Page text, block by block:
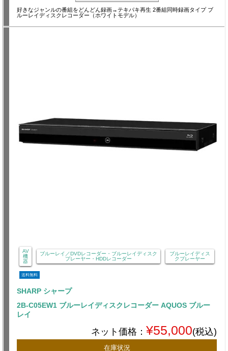
好きなジャンルの番組をどんどん録画→テキパキ再生 2番組同時録画タイプ ブ
ルーレイディスクレコーダー（ホワイトモデル）
AV
機
器
ブルーレイ／DVDレコーダー・ブルーレイディスク
プレーヤー・HDDレコーダー
ブルーレイディス
クプレーヤー
送料無料
SHARP シャープ
2B-C05EW1 ブルーレイディスクレコーダー AQUOS ブルー
レイ
ネット価格： ¥55,000(税込)
在庫状況